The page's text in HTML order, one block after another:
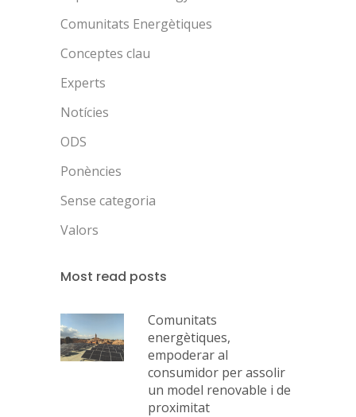
Comunitats Energètiques
Conceptes clau
Experts
Notícies
ODS
Ponències
Sense categoria
Valors
Most read posts
Comunitats
energètiques,
empoderar al
consumidor per assolir
un model renovable i de
proximitat